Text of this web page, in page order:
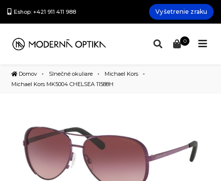
Eshop: +421 911 411 988 Vyšetrenie zraku
0
Domov Slnečné okuliare
Michael Kors
Michael Kors MK5004 CHELSEA 11588H